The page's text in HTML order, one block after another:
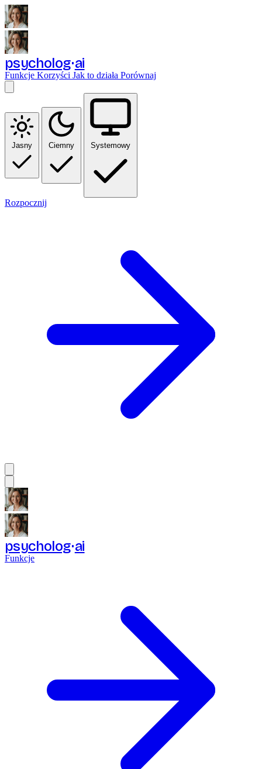
psycholog ai
Funkcje Korzyści Jak to działa Porównaj
Jasny Ciemny Systemowy
Rozpocznij
psycholog ai
Funkcje